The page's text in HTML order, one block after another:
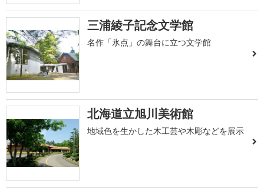
三浦綾子記念文学館
名作「氷点」の舞台に立つ文学館
北海道立旭川美術館
地域色を生かした木工芸や木彫などを展示